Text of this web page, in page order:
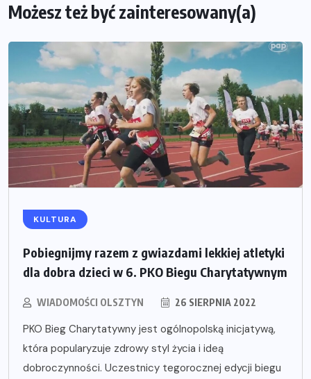
Możesz też być zainteresowany(a)
KULTURA
Pobiegnijmy razem z gwiazdami lekkiej atletyki
dla dobra dzieci w 6. PKO Biegu Charytatywnym
WIADOMOŚCI OLSZTYN 26 SIERPNIA 2022
PKO Bieg Charytatywny jest ogólnopolską inicjatywą,
która popularyzuje zdrowy styl życia i ideą
dobroczynności. Uczestnicy tegorocznej edycji biegu